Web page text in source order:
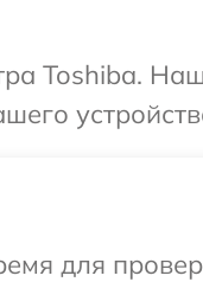
Toshiba.
для